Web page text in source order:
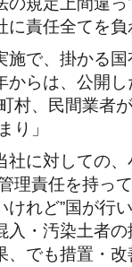
に責任全てを
施で、掛かる
からは、公開
村、民間業者
り」
社に対しての
理責任を持っ
れど”国が行
入・汚染土者
、でも措置・